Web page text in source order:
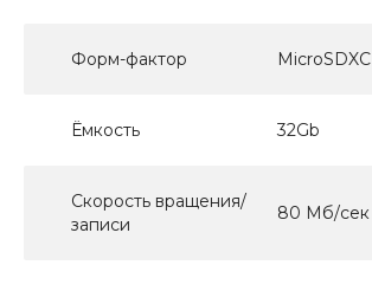
Форм-фактор MicroSDXC
Ёмкость 32Gb
Скорость вращения/
записи
80 Мб/сек